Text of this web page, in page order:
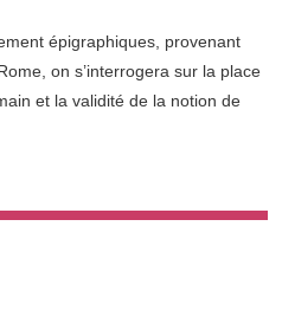
épigraphiques, provenant
on s’interrogera sur la place
et la validité de la notion de